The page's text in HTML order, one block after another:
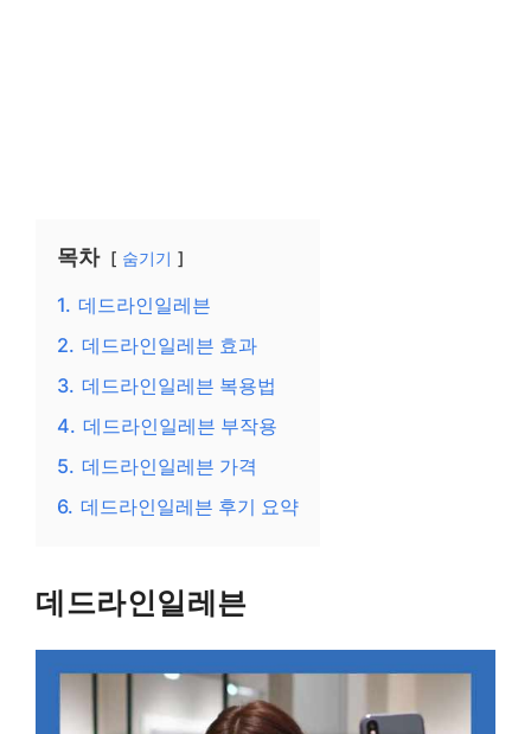
목차 숨기기
1. 데드라인일레븐
2. 데드라인일레븐 효과
3. 데드라인일레븐 복용법
4. 데드라인일레븐 부작용
5. 데드라인일레븐 가격
6. 데드라인일레븐 후기 요약
데드라인일레븐